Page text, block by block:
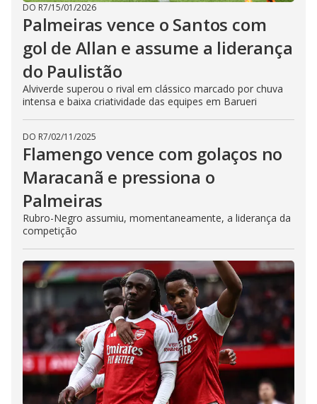
DO R7/15/01/2026
Palmeiras vence o Santos com
gol de Allan e assume a liderança
do Paulistão
Alviverde superou o rival em clássico marcado por chuva
intensa e baixa criatividade das equipes em Barueri
DO R7/02/11/2025
Flamengo vence com golaços no
Maracanã e pressiona o
Palmeiras
Rubro-Negro assumiu, momentaneamente, a liderança da
competição